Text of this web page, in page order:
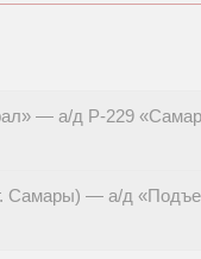
— а/д Р-229
— а/д